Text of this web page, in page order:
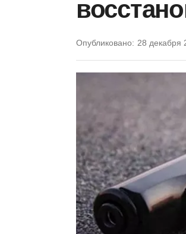
Опубликовано: 28 декабря